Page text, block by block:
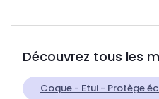
Découvrez tous les
Coque - Etui - Protège